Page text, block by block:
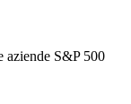
S&P 500